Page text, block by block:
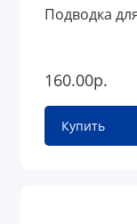
Подводка
160.00р.
Купить